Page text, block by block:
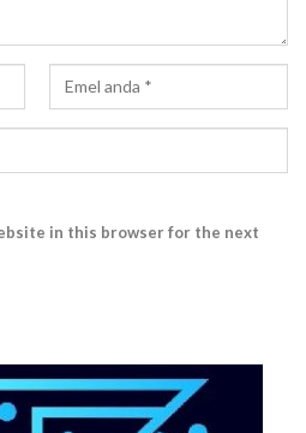
in this browser for the next